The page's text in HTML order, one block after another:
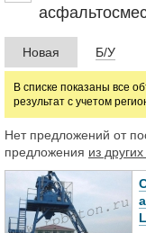
руб.
Марка
Новая Б/У
В списке показаны все
результат с учетом
Нет предложений от
предложения из